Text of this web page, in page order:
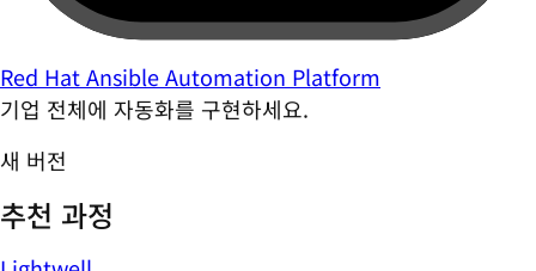
Red Hat Ansible Automation Platform
기업 전체에 자동화를 구현하세요.
새 버전
추천 과정